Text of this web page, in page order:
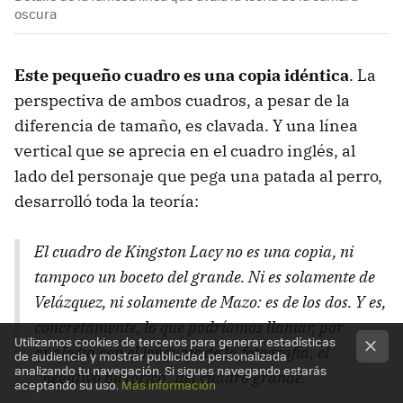
oscura
Este pequeño cuadro es una copia idéntica. La
perspectiva de ambos cuadros, a pesar de la
diferencia de tamaño, es clavada. Y una línea
vertical que se aprecia en el cuadro inglés, al
lado del personaje que pega una patada al perro,
desarrolló toda la teoría:
El cuadro de Kingston Lacy no es una copia, ni
tampoco un boceto del grande. Ni es solamente de
Velázquez, ni solamente de Mazo: es de los dos. Y es,
concretamente, lo que podríamos llamar, por
analogía con el lenguaje de la fotografía, el
“negativo pictórico” del cuadro grande.
Utilizamos cookies de terceros para generar estadísticas
de audiencia y mostrar publicidad personalizada
analizando tu navegación. Si sigues navegando estarás
aceptando su uso.Más información